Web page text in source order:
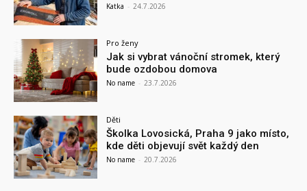
Katka - 24.7.2026
Pro ženy
Jak si vybrat vánoční stromek, který
bude ozdobou domova
No name - 23.7.2026
Děti
Školka Lovosická, Praha 9 jako místo,
kde děti objevují svět každý den
No name - 20.7.2026